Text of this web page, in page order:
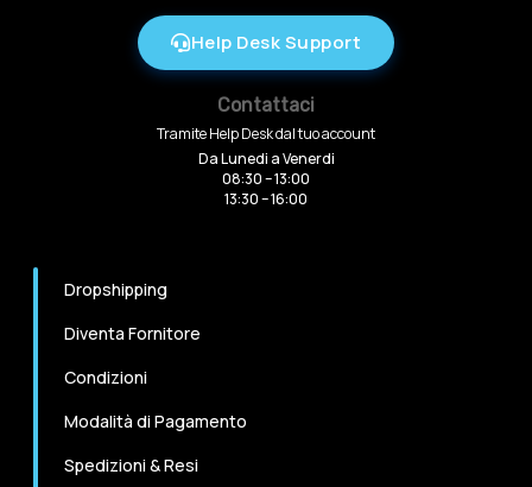
Help Desk Support
Contattaci
Tramite Help Desk dal tuo account
Da Lunedi a Venerdi
08:30 – 13:00
13:30 – 16:00
Dropshipping
Diventa Fornitore
Condizioni
Modalità di Pagamento
Spedizioni & Resi